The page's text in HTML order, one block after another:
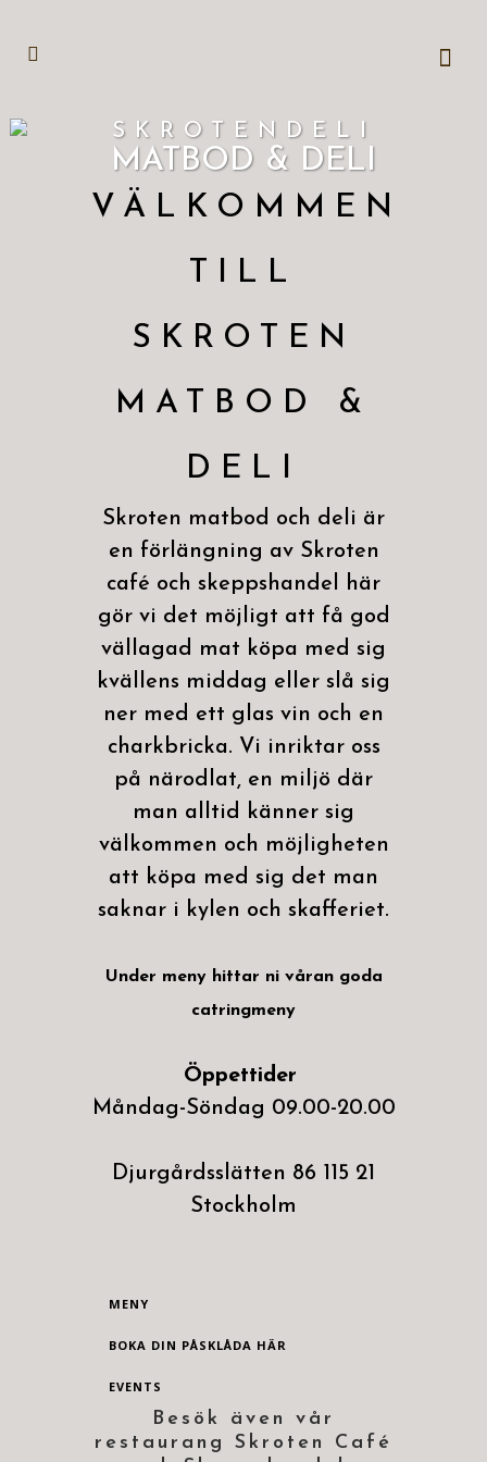
SKROTENDELI
MATBOD & DELI
VÄLKOMMEN
TILL
SKROTEN
MATBOD &
DELI
Skroten matbod och deli är
en förlängning av Skroten
café och skeppshandel här
gör vi det möjligt att få god
vällagad mat köpa med sig
kvällens middag eller slå sig
ner med ett glas vin och en
charkbricka. Vi inriktar oss
på närodlat, en miljö där
man alltid känner sig
välkommen och möjligheten
att köpa med sig det man
saknar i kylen och skafferiet.
Under meny hittar ni våran goda
catringmeny
Öppettider
Måndag-Söndag 09.00-20.00
Djurgårdsslätten 86 115 21
Stockholm
MENY
BOKA DIN PÅSKLÅDA HÄR
EVENTS
Besök även vår
restaurang Skroten Café